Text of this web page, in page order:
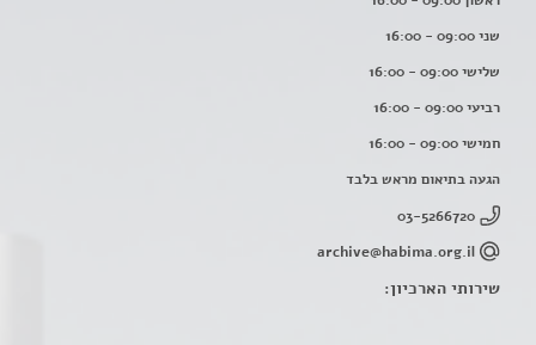
שני 09:00 - 16:00
שלישי 09:00 - 16:00
רביעי 09:00 - 16:00
חמישי 09:00 - 16:00
הגעה בתיאום מראש בלבד
03-5266720
archive@habima.org.il
שירותי הארכיון: